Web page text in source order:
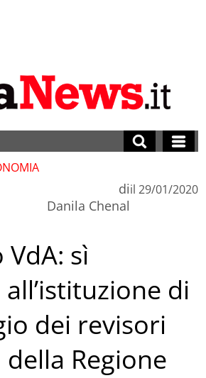
di
Danila Chenal
il 29/01/2020
sì
di
dei revisori
Regione